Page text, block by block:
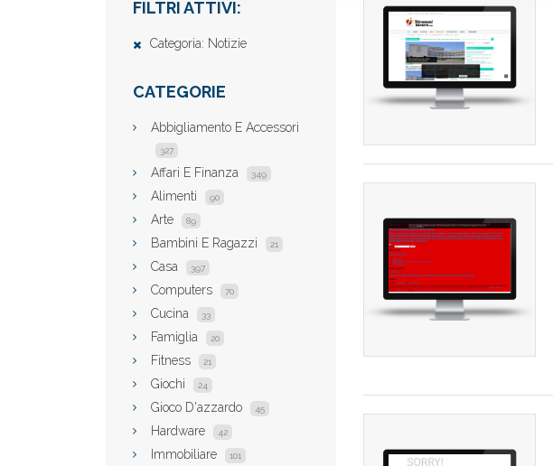
FILTRI ATTIVI:
Categoria: Notizie
CATEGORIE
Abbigliamento E Accessori
327
Affari E Finanza 349
Alimenti 90
Arte 89
Bambini E Ragazzi 21
Casa 397
Computers 70
Cucina 33
Famiglia 20
Fitness 21
Giochi 24
Gioco D'azzardo 45
Hardware 42
Immobiliare 101